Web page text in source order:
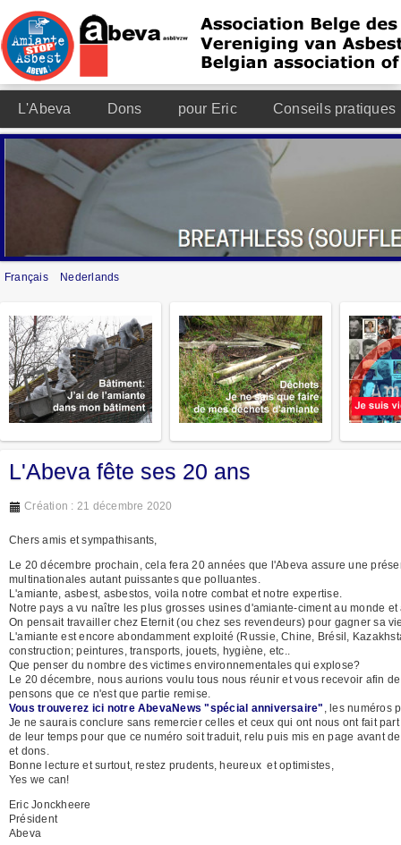
L'Abeva Dons pour Eric Conseils pratiques
Français Nederlands
L'Abeva fête ses 20 ans
Création : 21 décembre 2020
Chers amis et sympathisants,
Le 20 décembre prochain, cela fera 20 années que l'Abeva assure une
multinationales autant puissantes que polluantes.
L'amiante, asbest, asbestos, voila notre combat et notre expertise.
Notre pays a vu naître les plus grosses usines d'amiante-ciment au monde
On pensait travailler chez Eternit (ou chez ses revendeurs) pour gagner sa
L'amiante est encore abondamment exploité (Russie, Chine, Brésil,
construction; peintures, transports, jouets, hygiène, etc..
Que penser du nombre des victimes environnementales qui explose?
Le 20 décembre, nous aurions voulu tous nous réunir et vous recevoir afin
pensons que ce n'est que partie remise.
Vous trouverez ici notre AbevaNews "spécial anniversaire" , les
Je ne saurais conclure sans remercier celles et ceux qui ont nous ont fait
de leur temps pour que ce numéro soit traduit, relu puis mis en page avant
et dons.
Bonne lecture et surtout, restez prudents, heureux et optimistes,
Yes we can!
Eric Jonckheere
Président
Abeva